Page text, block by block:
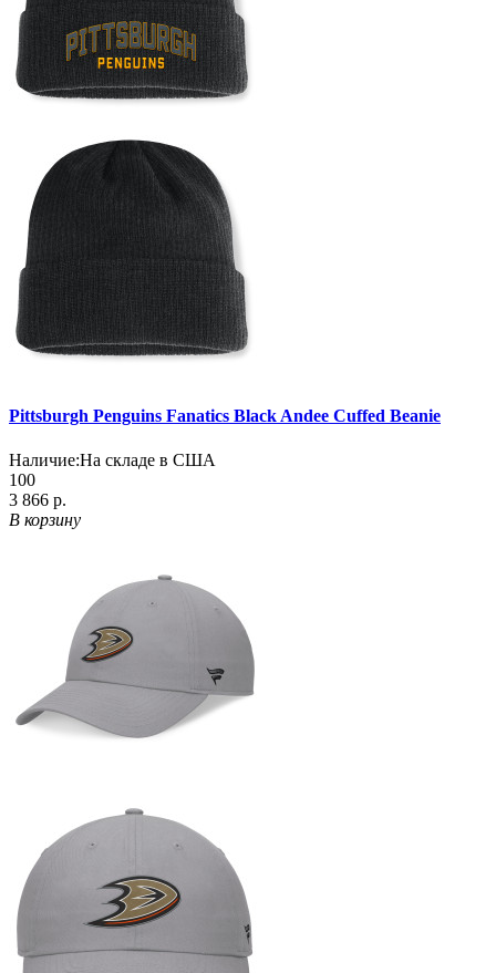
Pittsburgh Penguins Fanatics Black Andee Cuffed Beanie
Наличие:На складе в США
100
3 866 р.
В корзину